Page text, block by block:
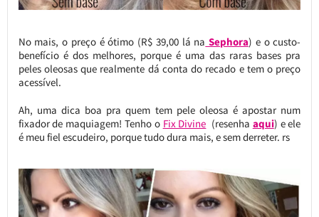
No mais, o preço é ótimo (R$ 39,00 lá na Sephora) e o custo-
benefício é dos melhores, porque é uma das raras bases pra
peles oleosas que realmente dá conta do recado e tem o preço
acessível.
Ah, uma dica boa pra quem tem pele oleosa é apostar num
fixador de maquiagem! Tenho o Fix Divine (resenha aqui) e ele
é meu fiel escudeiro, porque tudo dura mais, e sem derreter. rs